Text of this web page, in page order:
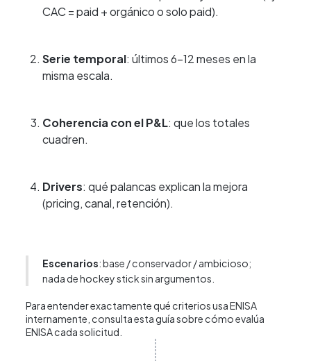
CAC = paid + orgánico o solo paid).
Serie temporal: últimos 6–12 meses en la
misma escala.
Coherencia con el P&L: que los totales
cuadren.
Drivers: qué palancas explican la mejora
(pricing, canal, retención).
Escenarios: base / conservador / ambicioso;
nada de hockey stick sin argumentos.
Para entender exactamente qué criterios usa ENISA
internamente, consulta esta guía sobre cómo evalúa
ENISA cada solicitud